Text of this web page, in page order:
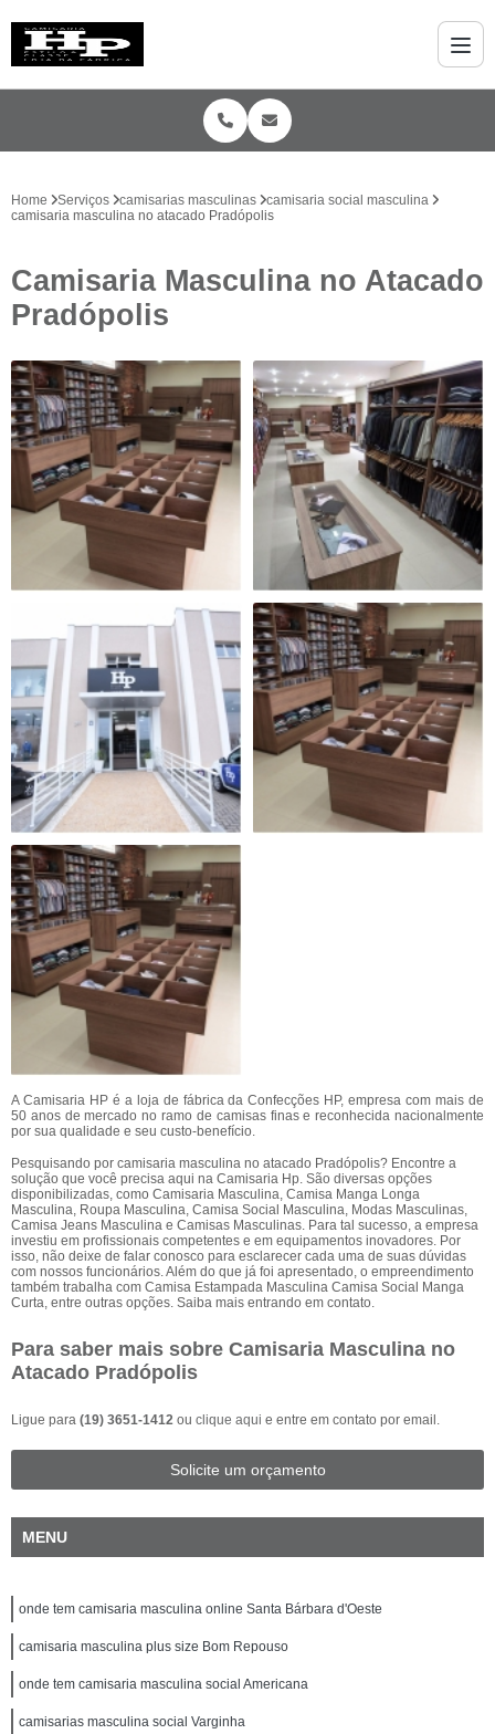
Home Serviços camisarias masculinas
camisaria social masculina
camisaria masculina no atacado Pradópolis
Camisaria Masculina no Atacado
Pradópolis
A Camisaria HP é a loja de fábrica da Confecções HP, empresa com mais de
50 anos de mercado no ramo de camisas finas e reconhecida nacionalmente
por sua qualidade e seu custo-benefício.
Pesquisando por camisaria masculina no atacado Pradópolis? Encontre a
solução que você precisa aqui na Camisaria Hp. São diversas opções
disponibilizadas, como Camisaria Masculina, Camisa Manga Longa
Masculina, Roupa Masculina, Camisa Social Masculina, Modas Masculinas,
Camisa Jeans Masculina e Camisas Masculinas. Para tal sucesso, a empresa
investiu em profissionais competentes e em equipamentos inovadores. Por
isso, não deixe de falar conosco para esclarecer cada uma de suas dúvidas
com nossos funcionários. Além do que já foi apresentado, o empreendimento
também trabalha com Camisa Estampada Masculina Camisa Social Manga
Curta, entre outras opções. Saiba mais entrando em contato.
Para saber mais sobre Camisaria Masculina no
Atacado Pradópolis
Ligue para (19) 3651-1412 ou clique aqui e entre em contato por email.
Solicite um orçamento
MENU
onde tem camisaria masculina online Santa Bárbara d'Oeste
camisaria masculina plus size Bom Repouso
onde tem camisaria masculina social Americana
camisarias masculina social Varginha